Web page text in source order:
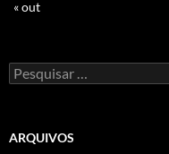
« out
Pesquisar
por:
ARQUIVOS